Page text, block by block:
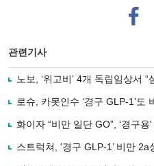
페
이
로
기
사
유
기
관련기사
노보, ‘위고비’ 4개 독립임상서
로슈, 카못인수 ‘경구 GLP-1’도
화이자 “비만 일단 GO”, ‘경구
스트럭쳐, '경구 GLP-1’ 비만 2a